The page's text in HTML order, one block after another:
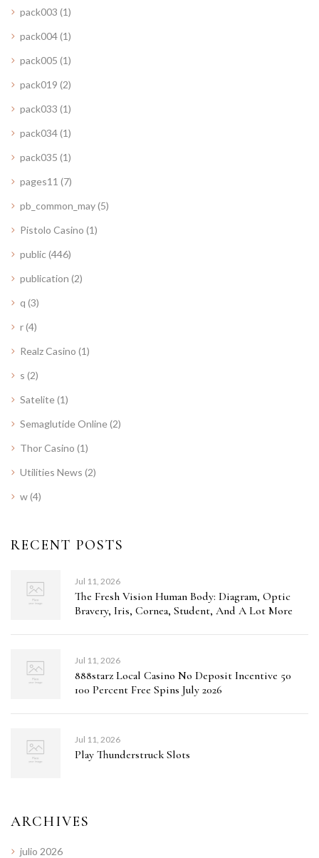
pack003 (1)
pack004(1)
pack005 (1)
pack019 (2)
pack033 (1)
pack034(1)
pack035 (1)
pages11 (7)
pb_common_may(5)
Pistolo Casino (1)
public (446)
publication (2)
q (3)
r(4)
Realz Casino (1)
s (2)
Satelite(1)
Semaglutide Online(2)
Thor Casino (1)
Utilities News (2)
w(4)
RECENT POSTS
Jul 11, 2026
The Fresh Vision Human Body: Diagram, Optic
Bravery, Iris, Cornea, Student, And A Lot More
Jul 11, 2026
888starz Local Casino No Deposit Incentive 50
100 Percent Free Spins July 2026
Jul 11, 2026
Play Thunderstruck Slots
ARCHIVES
julio 2026